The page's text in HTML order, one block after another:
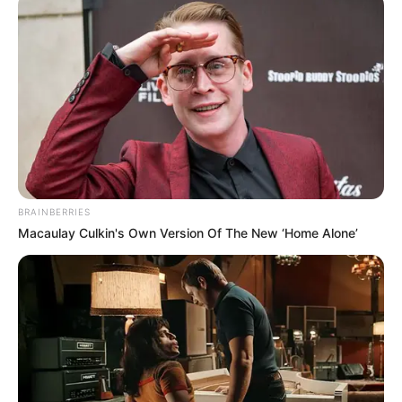
kerajaan. Tapi, ternyata tidak dihargai kaumnya.
Kaumnya malah terus menentang dan mengancam dengan banyak
cara, sampai membahayakan nyawa. Beginilah kisahnya.
Baca juga:Kisah Nabi Sulaiman, Kaya Raya dan Bisa Bicara
dengan Hewan
Menjadi sosok yang dipercaya oleh Raja Hizqiya dan
berdakwah untuk Bani Israil
BRAINBERRIES
Macaulay Culkin's Own Version Of The New ‘Home Alone’